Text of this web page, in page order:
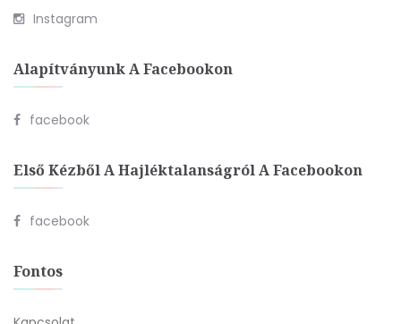
Instagram
Alapítványunk A Facebookon
facebook
Első Kézből A Hajléktalanságról A Facebookon
facebook
Fontos